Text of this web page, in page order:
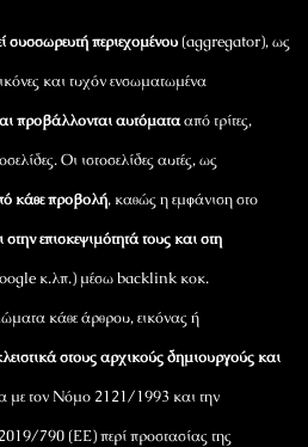
συσσωρευτή περιεχομένου(aggregator), ως
και τυχόν ενσωματωμένα
προβάλλονται αυτόματααπό τρίτες,
Οι ιστοσελίδες αυτές, ως
κάθε προβολή, καθώς η εμφάνιση στο
στην επισκεψιμότητά τους και στη
κ.λπ.) μέσω backlink κοκ.
κάθε άρθρου, εικόνας ή
στους αρχικούς δημιουργούς και
με τον Νόμο 2121/1993 και την
790 (ΕΕ) περί προστασίας της